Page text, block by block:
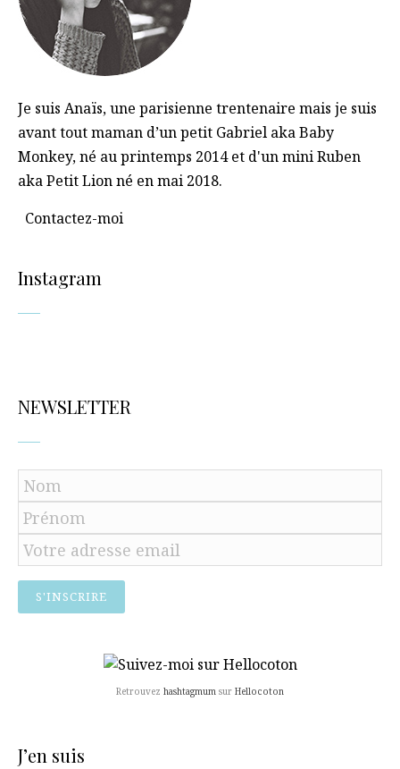
Je suis Anaïs, une parisienne trentenaire mais je suis
avant tout maman d’un petit Gabriel aka Baby
Monkey, né au printemps 2014 et d'un mini Ruben
aka Petit Lion né en mai 2018.
Contactez-moi
Instagram
NEWSLETTER
Retrouvez hashtagmum sur Hellocoton
J’en suis